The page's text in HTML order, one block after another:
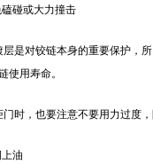
碰或大力撞击
是对铰链本身的重要保护，所
使用寿命。
时，也要注意不要用力过度，
油